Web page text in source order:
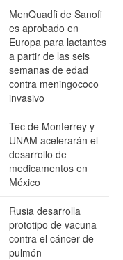
MenQuadfi de Sanofi
es aprobado en
Europa para lactantes
a partir de las seis
semanas de edad
contra meningococo
invasivo
Tec de Monterrey y
UNAM acelerarán el
desarrollo de
medicamentos en
México
Rusia desarrolla
prototipo de vacuna
contra el cáncer de
pulmón